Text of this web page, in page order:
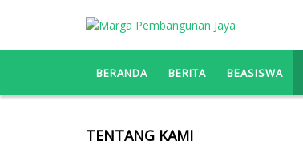
BERANDA BERITA BEASISWA
TENTANG KAMI